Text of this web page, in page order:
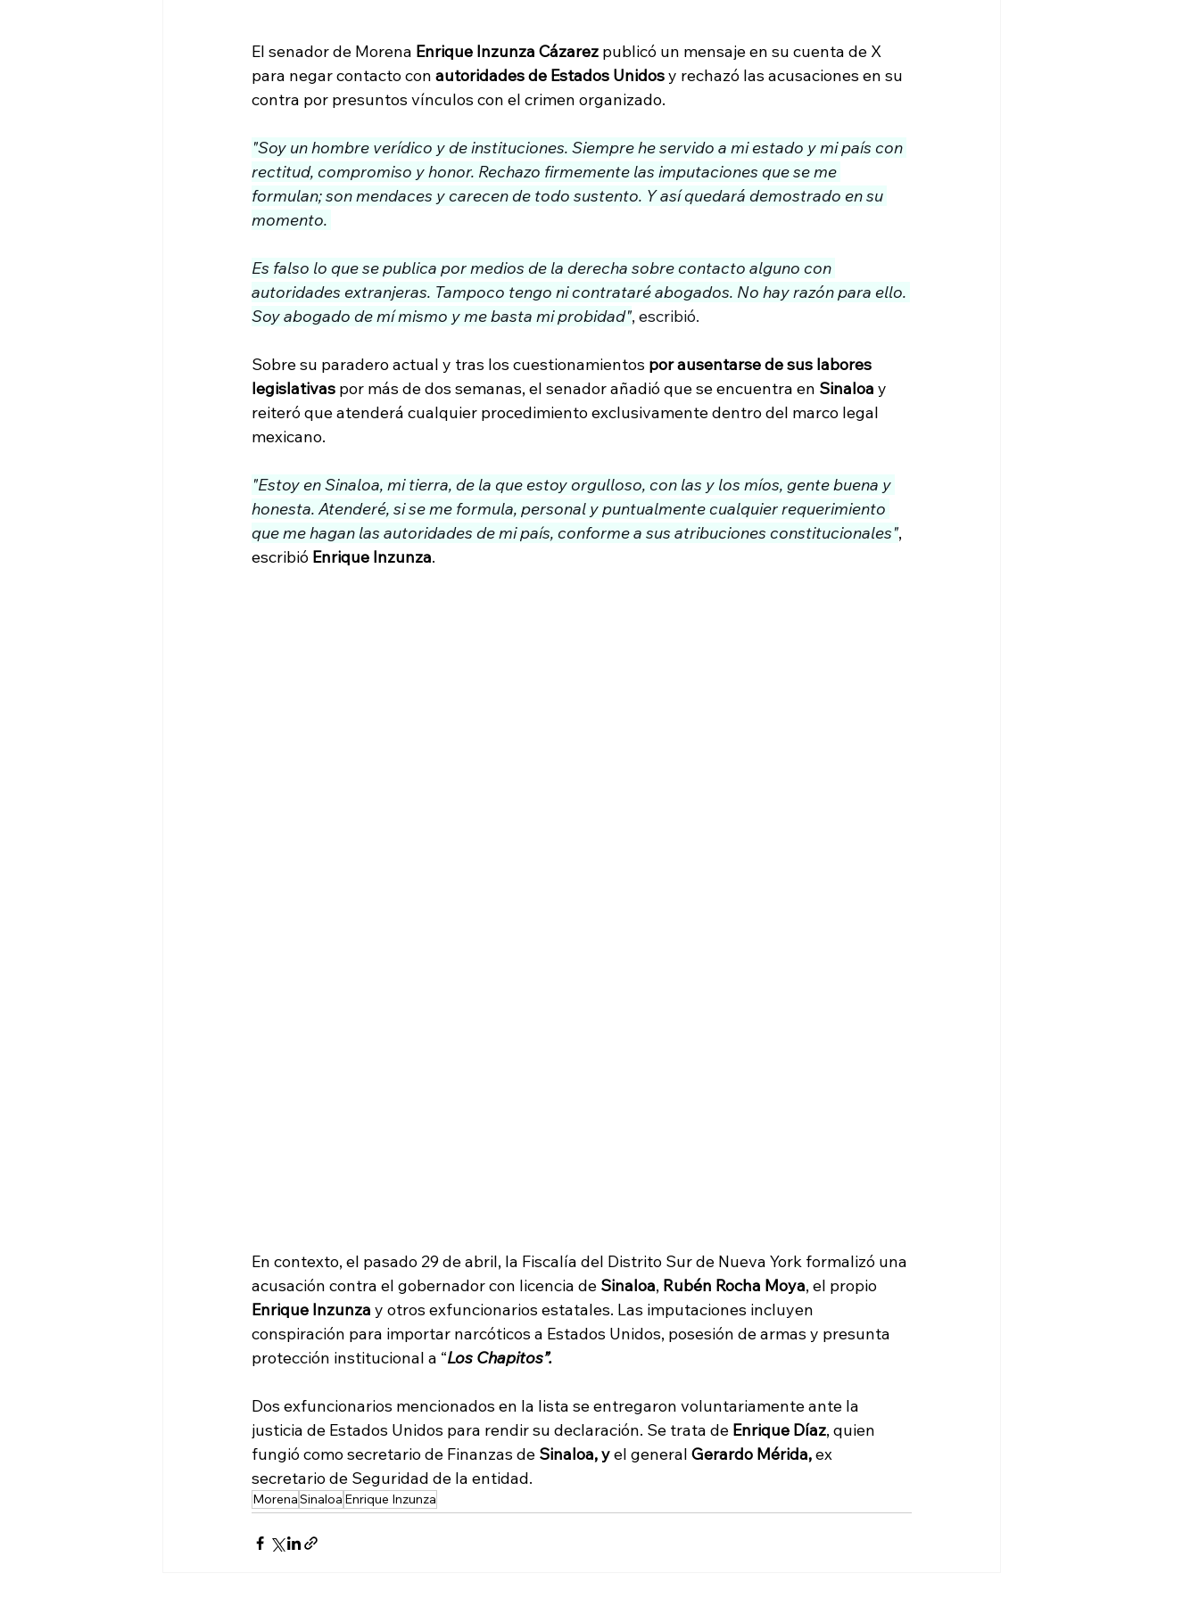
El senador de Morena Enrique Inzunza Cázarez publicó un mensaje en su cuenta de X
para negar contacto con autoridades de Estados Unidos y rechazó las acusaciones en su
contra por presuntos vínculos con el crimen organizado.
"Soy un hombre verídico y de instituciones. Siempre he servido a mi estado y mi país con
rectitud, compromiso y honor. Rechazo firmemente las imputaciones que se me
formulan; son mendaces y carecen de todo sustento. Y así quedará demostrado en su
momento.
Es falso lo que se publica por medios de la derecha sobre contacto alguno con
autoridades extranjeras. Tampoco tengo ni contrataré abogados. No hay razón para ello.
Soy abogado de mí mismo y me basta mi probidad", escribió.
Sobre su paradero actual y tras los cuestionamientos por ausentarse de sus labores
legislativas por más de dos semanas, el senador añadió que se encuentra en Sinaloa y
reiteró que atenderá cualquier procedimiento exclusivamente dentro del marco legal
mexicano.
"Estoy en Sinaloa, mi tierra, de la que estoy orgulloso, con las y los míos, gente buena y
honesta. Atenderé, si se me formula, personal y puntualmente cualquier requerimiento
que me hagan las autoridades de mi país, conforme a sus atribuciones constitucionales",
escribió Enrique Inzunza.
En contexto, el pasado 29 de abril, la Fiscalía del Distrito Sur de Nueva York formalizó una
acusación contra el gobernador con licencia de Sinaloa, Rubén Rocha Moya, el propio
Enrique Inzunza y otros exfuncionarios estatales. Las imputaciones incluyen
conspiración para importar narcóticos a Estados Unidos, posesión de armas y presunta
protección institucional a “Los Chapitos”.
Dos exfuncionarios mencionados en la lista se entregaron voluntariamente ante la
justicia de Estados Unidos para rendir su declaración. Se trata de Enrique Díaz, quien
fungió como secretario de Finanzas de Sinaloa, y el general Gerardo Mérida, ex
secretario de Seguridad de la entidad.
MorenaSinaloa Enrique Inzunza